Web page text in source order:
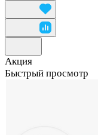
Акция
Быстрый просмотр